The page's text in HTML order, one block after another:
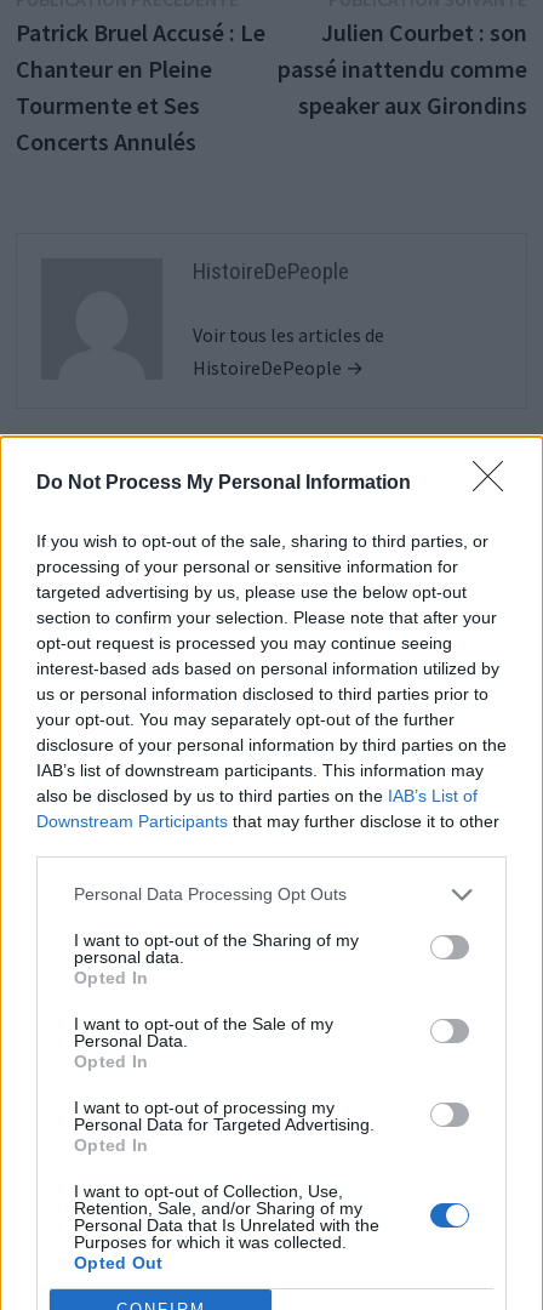
Do Not Process My Personal Information
If you wish to opt-out of the sale, sharing to third parties, or
processing of your personal or sensitive information for
targeted advertising by us, please use the below opt-out
section to confirm your selection. Please note that after your
opt-out request is processed you may continue seeing
interest-based ads based on personal information utilized by
us or personal information disclosed to third parties prior to
your opt-out. You may separately opt-out of the further
disclosure of your personal information by third parties on the
IAB’s list of downstream participants. This information may
also be disclosed by us to third parties on the IAB’s List of
Downstream Participants that may further disclose it to other
Personal Data Processing Opt Outs
I want to opt-out of the Sharing of my
personal data.
Opted In
I want to opt-out of the Sale of my
Personal Data.
Opted In
I want to opt-out of processing my
Personal Data for Targeted Advertising.
Opted In
I want to opt-out of Collection, Use,
Retention, Sale, and/or Sharing of my
Personal Data that Is Unrelated with the
Purposes for which it was collected.
Opted Out
de
l’article
précédente :
Patrick Bruel Accusé : Le
Chanteur en Pleine
Tourmente et Ses
Concerts Annulés
Julien Courbet : son
passé inattendu comme
speaker aux Girondins
HistoireDePeople
Voir tous les articles de
HistoireDePeople →
VOUS POURRIEZ AUSSI AIMER
Faustine Bollaert dévoile son secret pour une vie plus
22 juin 2026